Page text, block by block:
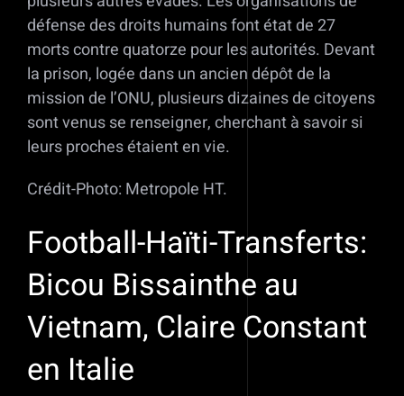
défense des droits humains font état de 27
morts contre quatorze pour les autorités. Devant
la prison, logée dans un ancien dépôt de la
mission de l’ONU, plusieurs dizaines de citoyens
sont venus se renseigner, cherchant à savoir si
leurs proches étaient en vie.
Crédit-Photo: Metropole HT.
Football-Haïti-Transferts:
Bicou Bissainthe au
Vietnam, Claire Constant
en Italie